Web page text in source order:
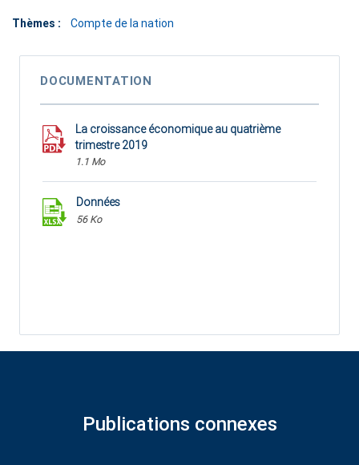
Thèmes : Compte de la nation
DOCUMENTATION
La croissance économique au quatrième
trimestre 2019
1.1 Mo
Données
56 Ko
Publications connexes